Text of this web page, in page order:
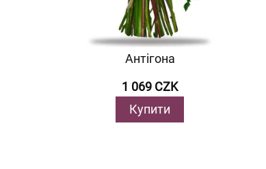
Антігона
1 069 CZK
Купити